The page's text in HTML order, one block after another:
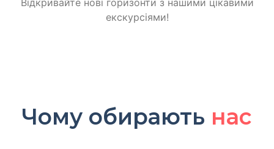
Відкривайте нові горизонти з нашими цікавими
екскурсіями!
Чому обирають нас